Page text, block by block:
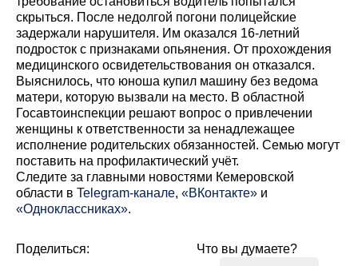
скрыться. После недолгой погони полицейские
задержали нарушителя. Им оказался 16-летний
подросток с признаками опьянения. От прохождения
медицинского освидетельствования он отказался.
Выяснилось, что юноша купил машину без ведома
матери, которую вызвали на место. В областной
Госавтоинспекции решают вопрос о привлечении
женщины к ответственности за ненадлежащее
исполнение родительских обязанностей. Семью могут
поставить на профилактический учёт.
Cледите за главными новостями Кемеровской
области в Telegram-канале, «ВКонтакте» и
«Одноклассниках».
Что вы думаете?
Поделиться: